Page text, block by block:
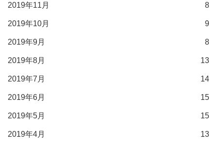
2019年11月 8
2019年10月 9
2019年9月 8
2019年8月 13
2019年7月 14
2019年6月 15
2019年5月 15
2019年4月 13